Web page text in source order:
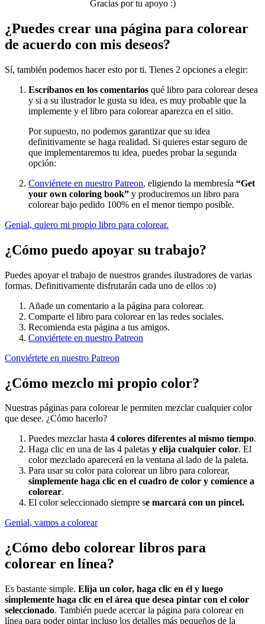
Música e instrumentos musicales
Peluches y caballos
Primavera y pascua
Verano y vacaciones
Nezaradené
Sin categorizar
Gracias por tu apoyo :)
¿Puedes crear una página para colorear
de acuerdo con mis deseos?
Sí, también podemos hacer esto por ti. Tienes 2 opciones a elegir:
Escríbanos en los comentarios qué libro para colorear desea
y si a su ilustrador le gusta su idea, es muy probable que la
implemente y el libro para colorear aparezca en el sitio.
Por supuesto, no podemos garantizar que su idea
definitivamente se haga realidad. Si quieres estar seguro de
que implementaremos tu idea, puedes probar la segunda
opción:
Conviértete en nuestro Patreon, eligiendo la membresía “Get
your own coloring book” y produciremos un libro para
colorear bajo pedido 100% en el menor tiempo posible.
Genial, quiero mi propio libro para colorear.
¿Cómo puedo apoyar su trabajo?
Puedes apoyar el trabajo de nuestros grandes ilustradores de varias
formas. Definitivamente disfrutarán cada uno de ellos :o)
Añade un comentario a la página para colorear.
Comparte el libro para colorear en las redes sociales.
Recomienda esta página a tus amigos.
Conviértete en nuestro Patreon
Conviértete en nuestro Patreon
¿Cómo mezclo mi propio color?
Nuestras páginas para colorear le permiten mezclar cualquier color
que desee. ¿Cómo hacerlo?
Puedes mezclar hasta 4 colores diferentes al mismo tiempo.
Haga clic en una de las 4 paletas y elija cualquier color. El
color mezclado aparecerá en la ventana al lado de la paleta.
Para usar su color para colorear un libro para colorear,
simplemente haga clic en el cuadro de color y comience a
colorear.
El color seleccionado siempre se marcará con un pincel.
Genial, vamos a colorear
¿Cómo debo colorear libros para
colorear en línea?
Es bastante simple. Elija un color, haga clic en él y luego
simplemente haga clic en el área que desea pintar con el color
seleccionado. También puede acercar la página para colorear en
línea para poder pintar incluso los detalles más pequeños de la